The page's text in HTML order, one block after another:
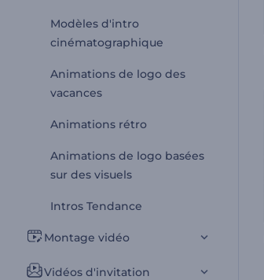
Modèles d'intro
cinématographique
Animations de logo des
vacances
Animations rétro
Animations de logo basées
sur des visuels
Intros Tendance
Montage vidéo
Vidéos d'invitation